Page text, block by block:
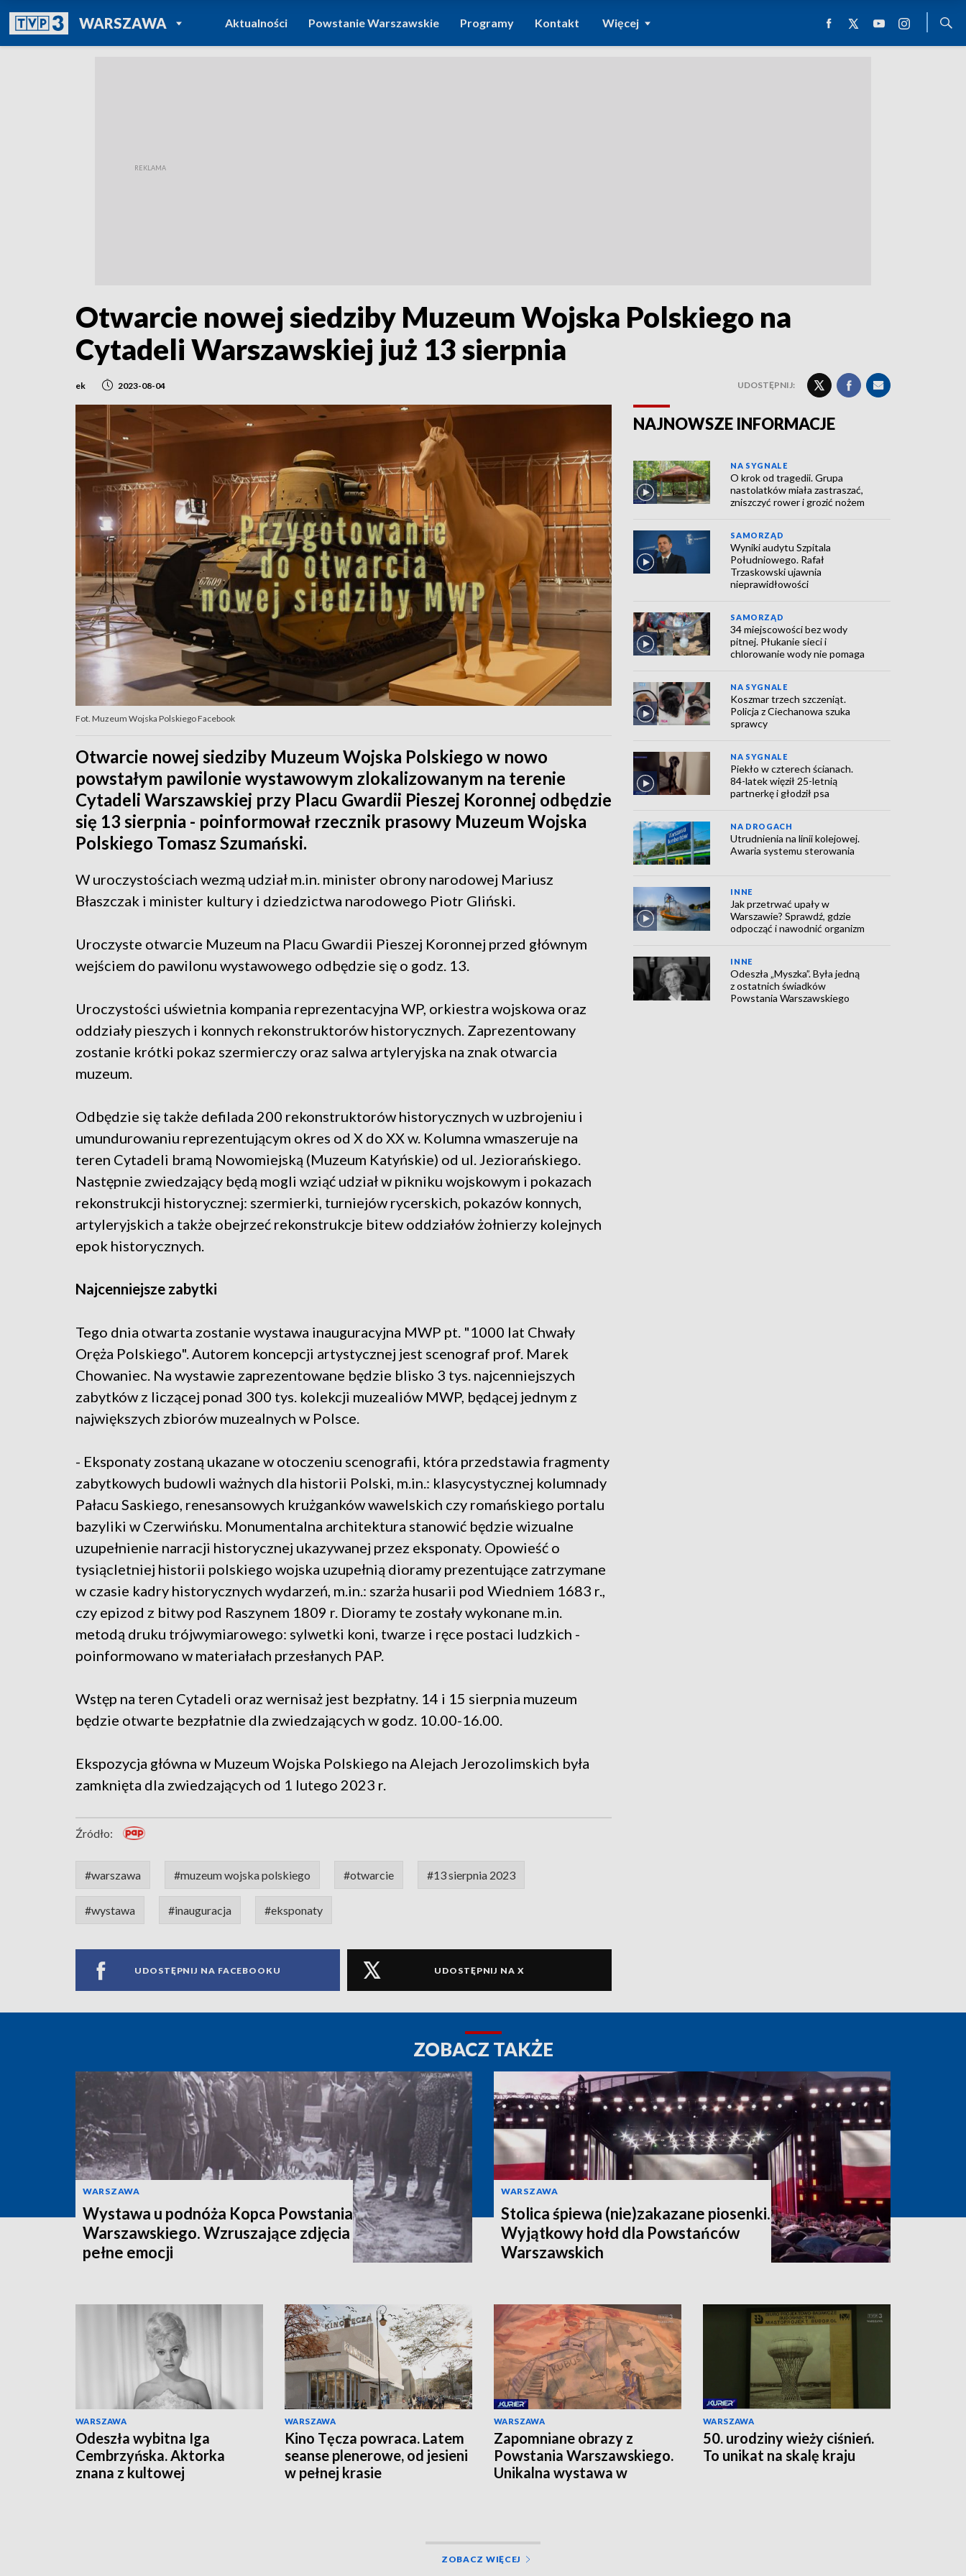
WARSZAWAPOWRÓT DO
TVP REGIONY
Aktualności Powstanie Warszawskie Programy Kontakt Więcej
Otwarcie nowej siedziby Muzeum Wojska Polskiego na
Cytadeli Warszawskiej już 13 sierpnia
ek 2023-08-04 UDOSTĘPNIJ:
Fot. Muzeum Wojska Polskiego Facebook
Otwarcie nowej siedziby Muzeum Wojska Polskiego w nowo
powstałym pawilonie wystawowym zlokalizowanym na terenie
Cytadeli Warszawskiej przy Placu Gwardii Pieszej Koronnej odbędzie
się 13 sierpnia - poinformował rzecznik prasowy Muzeum Wojska
Polskiego Tomasz Szumański.
W uroczystościach wezmą udział m.in. minister obrony narodowej Mariusz
Błaszczak i minister kultury i dziedzictwa narodowego Piotr Gliński.
Uroczyste otwarcie Muzeum na Placu Gwardii Pieszej Koronnej przed głównym
wejściem do pawilonu wystawowego odbędzie się o godz. 13.
Uroczystości uświetnia kompania reprezentacyjna WP, orkiestra wojskowa oraz
oddziały pieszych i konnych rekonstruktorów historycznych. Zaprezentowany
zostanie krótki pokaz szermierczy oraz salwa artyleryjska na znak otwarcia
muzeum.
Odbędzie się także defilada 200 rekonstruktorów historycznych w uzbrojeniu i
umundurowaniu reprezentującym okres od X do XX w. Kolumna wmaszeruje na
teren Cytadeli bramą Nowomiejską (Muzeum Katyńskie) od ul. Jeziorańskiego.
Następnie zwiedzający będą mogli wziąć udział w pikniku wojskowym i pokazach
rekonstrukcji historycznej: szermierki, turniejów rycerskich, pokazów konnych,
artyleryjskich a także obejrzeć rekonstrukcje bitew oddziałów żołnierzy kolejnych
epok historycznych.
Najcenniejsze zabytki
Tego dnia otwarta zostanie wystawa inauguracyjna MWP pt. "1000 lat Chwały
Oręża Polskiego". Autorem koncepcji artystycznej jest scenograf prof. Marek
Chowaniec. Na wystawie zaprezentowane będzie blisko 3 tys. najcenniejszych
zabytków z liczącej ponad 300 tys. kolekcji muzealiów MWP, będącej jednym z
największych zbiorów muzealnych w Polsce.
- Eksponaty zostaną ukazane w otoczeniu scenografii, która przedstawia fragmenty
zabytkowych budowli ważnych dla historii Polski, m.in.: klasycystycznej kolumnady
Pałacu Saskiego, renesansowych krużganków wawelskich czy romańskiego portalu
bazyliki w Czerwińsku. Monumentalna architektura stanowić będzie wizualne
uzupełnienie narracji historycznej ukazywanej przez eksponaty. Opowieść o
tysiącletniej historii polskiego wojska uzupełnią dioramy prezentujące zatrzymane
w czasie kadry historycznych wydarzeń, m.in.: szarża husarii pod Wiedniem 1683 r.,
czy epizod z bitwy pod Raszynem 1809 r. Dioramy te zostały wykonane m.in.
metodą druku trójwymiarowego: sylwetki koni, twarze i ręce postaci ludzkich -
poinformowano w materiałach przesłanych PAP.
Wstęp na teren Cytadeli oraz wernisaż jest bezpłatny. 14 i 15 sierpnia muzeum
będzie otwarte bezpłatnie dla zwiedzających w godz. 10.00-16.00.
Ekspozycja główna w Muzeum Wojska Polskiego na Alejach Jerozolimskich była
zamknięta dla zwiedzających od 1 lutego 2023 r.
Źródło:
#warszawa #muzeum wojska polskiego #otwarcie #13 sierpnia 2023
#wystawa #inauguracja #eksponaty
UDOSTĘPNIJ NA FACEBOOKU UDOSTĘPNIJ NA X
NAJNOWSZE INFORMACJE
NA SYGNALE
O krok od tragedii. Grupa
nastolatków miała zastraszać,
zniszczyć rower i grozić nożem
SAMORZĄD
Wyniki audytu Szpitala
Południowego. Rafał
Trzaskowski ujawnia
nieprawidłowości
SAMORZĄD
34 miejscowości bez wody
pitnej. Płukanie sieci i
chlorowanie wody nie pomaga
NA SYGNALE
Koszmar trzech szczeniąt.
Policja z Ciechanowa szuka
sprawcy
NA SYGNALE
Piekło w czterech ścianach.
84-latek więził 25-letnią
partnerkę i głodził psa
NA DROGACH
Utrudnienia na linii kolejowej.
Awaria systemu sterowania
INNE
Jak przetrwać upały w
Warszawie? Sprawdź, gdzie
odpocząć i nawodnić organizm
INNE
Odeszła „Myszka”. Była jedną
z ostatnich świadków
Powstania Warszawskiego
ZOBACZ TAKŻE
WARSZAWA
Wystawa u podnóża Kopca Powstania
Warszawskiego. Wzruszające zdjęcia
pełne emocji
WARSZAWA
Stolica śpiewa (nie)zakazane piosenki.
Wyjątkowy hołd dla Powstańców
Warszawskich
WARSZAWA
Odeszła wybitna Iga
Cembrzyńska. Aktorka
znana z kultowej
WARSZAWA
Kino Tęcza powraca. Latem
seanse plenerowe, od jesieni
w pełnej krasie
WARSZAWA
Zapomniane obrazy z
Powstania Warszawskiego.
Unikalna wystawa w
WARSZAWA
50. urodziny wieży ciśnień.
To unikat na skalę kraju
ZOBACZ WIĘCEJ